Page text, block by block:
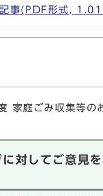
事(PDF形式,
家庭ごみ収集等の
対してご意見を